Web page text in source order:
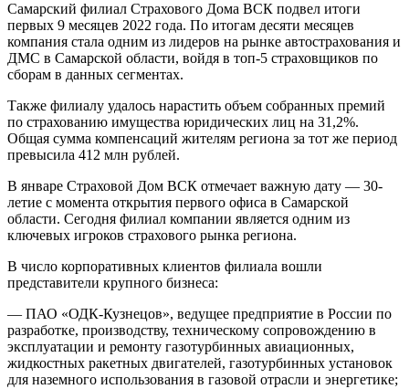
Самарский филиал Страхового Дома ВСК подвел итоги
первых 9 месяцев 2022 года. По итогам десяти месяцев
компания стала одним из лидеров на рынке автострахования и
ДМС в Самарской области, войдя в топ-5 страховщиков по
сборам в данных сегментах.
Также филиалу удалось нарастить объем собранных премий
по страхованию имущества юридических лиц на 31,2%.
Общая сумма компенсаций жителям региона за тот же период
превысила 412 млн рублей.
В январе Страховой Дом ВСК отмечает важную дату — 30-
летие с момента открытия первого офиса в Самарской
области. Сегодня филиал компании является одним из
ключевых игроков страхового рынка региона.
В число корпоративных клиентов филиала вошли
представители крупного бизнеса:
— ПАО «ОДК-Кузнецов», ведущее предприятие в России по
разработке, производству, техническому сопровождению в
эксплуатации и ремонту газотурбинных авиационных,
жидкостных ракетных двигателей, газотурбинных установок
для наземного использования в газовой отрасли и энергетике;